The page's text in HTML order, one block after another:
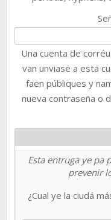
Una cuenta de
van unviase a esta
faen públiques y
nueva contraseña o
Esta entruga ye pa
prevenir
¿Cual ye la ciudá